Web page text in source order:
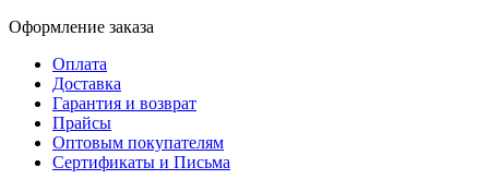
Оформление заказа
Оплата
Доставка
Гарантия и возврат
Прайсы
Оптовым покупателям
Сертификаты и Письма